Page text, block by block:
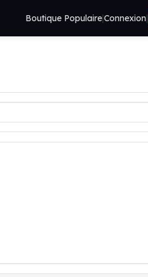
Boutique Populaire|Connexion|